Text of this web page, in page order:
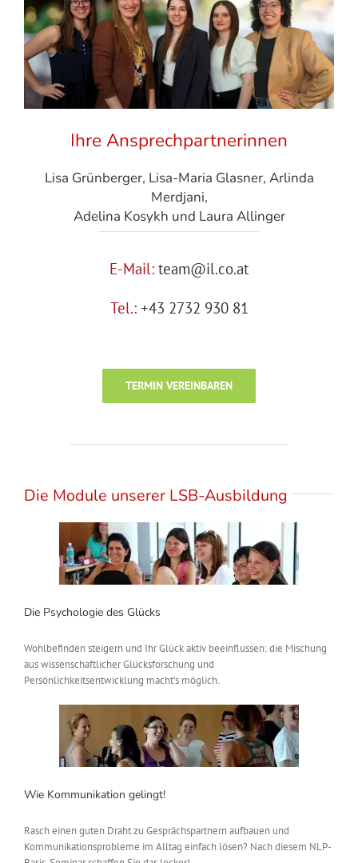
Ihre Ansprechpartnerinnen
Lisa Grünberger, Lisa-Maria Glasner, Arlinda
Merdjani,
Adelina Kosykh und Laura Allinger
E-Mail: team@il.co.at
Tel.: +43 2732 930 81
TERMIN VEREINBAREN
Die Module unserer LSB-Ausbildung
Die Psychologie des Glücks
Wohlbefinden steigern und Ihr Glück aktiv beeinflussen: die Mischung
aus wissenschaftlicher Glücksforschung und
Persönlichkeitsentwicklung macht’s möglich.
Wie Kommunikation gelingt!
Rasch einen guten Draht zu Gesprächspartnern aufbauen und
Kommunikationsprobleme im Alltag einfach lösen? Nach diesem NLP-